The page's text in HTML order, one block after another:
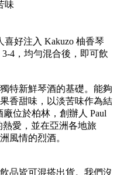
味
好注入 Kakuzo 柚香琴
4，均勻混合後，即可飲
特新鮮琴酒的基礎。能夠
香甜味，以淡苦味作為結
位於柏林，創辦人 Paul
愛，並在亞洲各地旅
風情的烈酒。
品皆可混搭出貨。我們沒